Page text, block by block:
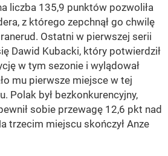
liczba 135,9 punktów pozwoliła
z którego zepchnął go chwilę
Ostatni w pierwszej serii
Dawid Kubacki, który potwierdził
w tym sezonie i wylądował
mu pierwsze miejsce w tej
Polak był bezkonkurencyjny,
sobie przewagę 12,6 pkt nad
trzecim miejscu skończył Anze